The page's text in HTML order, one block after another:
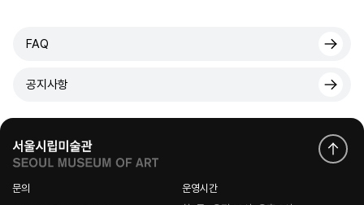
FAQ
공지사항
문의
운영시간